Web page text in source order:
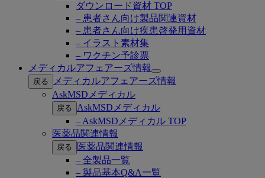
ダウンロード資材 TOP
– 患者さん向け製品関連資材
– 患者さん向け疾患啓発用資材
– イラスト素材集
– ワクチン予診票
メディカルアフェアーズ情報
Open
submenu
戻る
メディカルアフェアーズ情報
AskMSDメディカル
戻る
AskMSDメディカル
– AskMSDメディカル TOP
医薬品関連情報
戻る
医薬品関連情報
– 全製品一覧
– 製品基本Q&A一覧